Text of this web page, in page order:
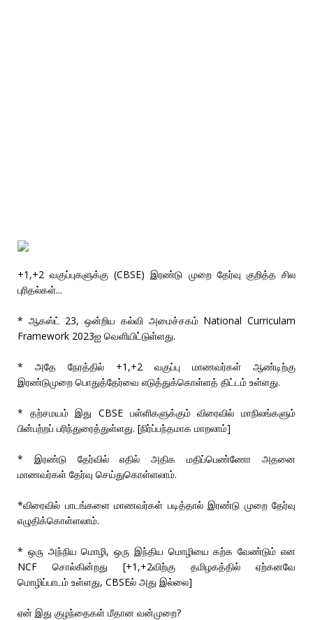
+1,+2 வகுப்புகளுக்கு (CBSE) இரண்டு முறை தேர்வு குறித்த சில
புரிதல்கள்...
* ஆகஸ்ட் 23, ஒன்றிய கல்வி அமைச்சகம் National Curriculam
Framework 2023ஐ வெளியிட்டுள்ளது.
* அதே நேரத்தில் +1,+2 வகுப்பு மாணவர்கள் ஆண்டிற்கு
இரண்டுமுறை பொதுத்தேர்வை எடுத்துக்கொள்ளத் திட்டம் உள்ளது.
* தற்சமயம் இது CBSE பள்ளிகளுக்கும் விரைவில் மாநிலங்களும்
பின்பற்றப் பரிந்துரைத்துள்ளது. [நிர்ப்பந்தமாக மாறலாம்]
* இரண்டு தேர்வில் எதில் அதிக மதிப்பெண்ணோ அதனை
மாணவர்கள் தேர்வு செய்துகொள்ளலாம்.
*விரைவில் பாடங்களை மாணவர்கள் படித்தால் இரண்டு முறை தேர்வு
எழுதிக்கொள்ளலாம்.
* ஒரு அந்நிய மொழி, ஒரு இந்திய மொழியை கற்க வேண்டும் என
NCF சொல்கின்றது [+1,+2விற்கு தமிழகத்தில் ஏற்கனவே
மொழிப்பாடம் உள்ளது, CBSEல் அது இல்லை]
ஏன் இது குழந்தைகள் மீதான வன்முறை?